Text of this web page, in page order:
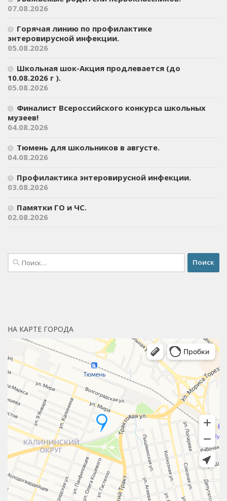
07.08.2026
Горячая линию по профилактике
энтеровирусной инфекции.
05.08.2026
Школьная шок-Акция продлевается (до
10.08.2026 г ).
05.08.2026
Финалист Всероссийского конкурса школьных
музеев!
04.08.2026
Тюмень для школьников в августе.
04.08.2026
Профилактика энтеровирусной инфекции.
03.08.2026
Памятки ГО и ЧС.
02.08.2026
Найти:
НА КАРТЕ ГОРОДА